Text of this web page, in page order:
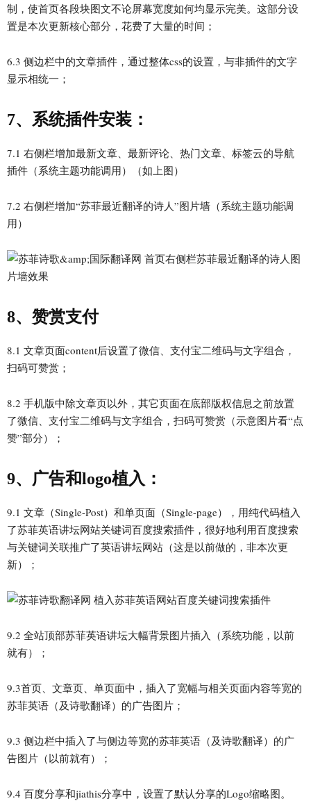
制，使首页各段块图文不论屏幕宽度如何均显示完美。这部分设
置是本次更新核心部分，花费了大量的时间；
6.3 侧边栏中的文章插件，通过整体css的设置，与非插件的文字
显示相统一；
7、系统插件安装：
7.1 右侧栏增加最新文章、最新评论、热门文章、标签云的导航
插件（系统主题功能调用）（如上图）
7.2 右侧栏增加“苏菲最近翻译的诗人”图片墙（系统主题功能调
用）
8、赞赏支付
8.1 文章页面content后设置了微信、支付宝二维码与文字组合，
扫码可赞赏；
8.2 手机版中除文章页以外，其它页面在底部版权信息之前放置
了微信、支付宝二维码与文字组合，扫码可赞赏（示意图片看“点
赞”部分）；
9、广告和logo植入：
9.1 文章（Single-Post）和单页面（Single-page），用纯代码植入
了苏菲英语讲坛网站关键词百度搜索插件，很好地利用百度搜索
与关键词关联推广了英语讲坛网站（这是以前做的，非本次更
新）；
9.2 全站顶部苏菲英语讲坛大幅背景图片插入（系统功能，以前
就有）；
9.3首页、文章页、单页面中，插入了宽幅与相关页面内容等宽的
苏菲英语（及诗歌翻译）的广告图片；
9.3 侧边栏中插入了与侧边等宽的苏菲英语（及诗歌翻译）的广
告图片（以前就有）；
9.4 百度分享和jiathis分享中，设置了默认分享的Logo缩略图。